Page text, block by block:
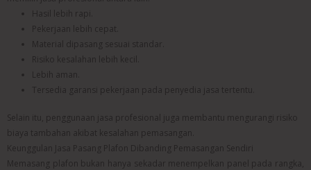
Hasil lebih rapi.
Pekerjaan lebih cepat.
Material dipasang sesuai standar.
Risiko kesalahan lebih kecil.
Lebih aman.
Tersedia garansi pekerjaan pada penyedia jasa tertentu.
Selain itu, penggunaan jasa profesional juga membantu mengurangi risiko
biaya tambahan akibat kesalahan pemasangan.
Keunggulan Jasa Pasang Plafon Dibanding Pemasangan Sendiri
Memasang plafon bukan hanya sekadar menempelkan panel pada rangka,